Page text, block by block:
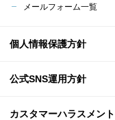
メールフォーム一覧
個人情報保護方針
公式SNS運用方針
カスタマーハラスメント